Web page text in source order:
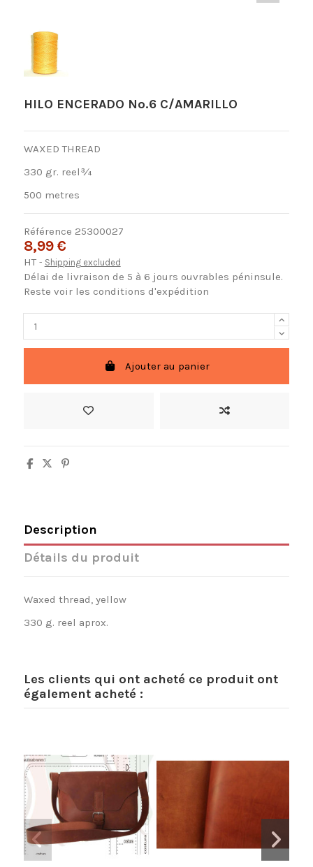
HILO ENCERADO Nº.6 C/AMARILLO
WAXED THREAD
330 gr. reel¾
500 metres
Référence 25300027
8,99 €
HT Shipping excluded
Délai de livraison de 5 à 6 jours ouvrables péninsule.
Reste voir les conditions d'expédition
Ajouter au panier
Description
Détails du produit
Waxed thread, yellow
330 g. reel aprox.
Les clients qui ont acheté ce produit ont
également acheté :